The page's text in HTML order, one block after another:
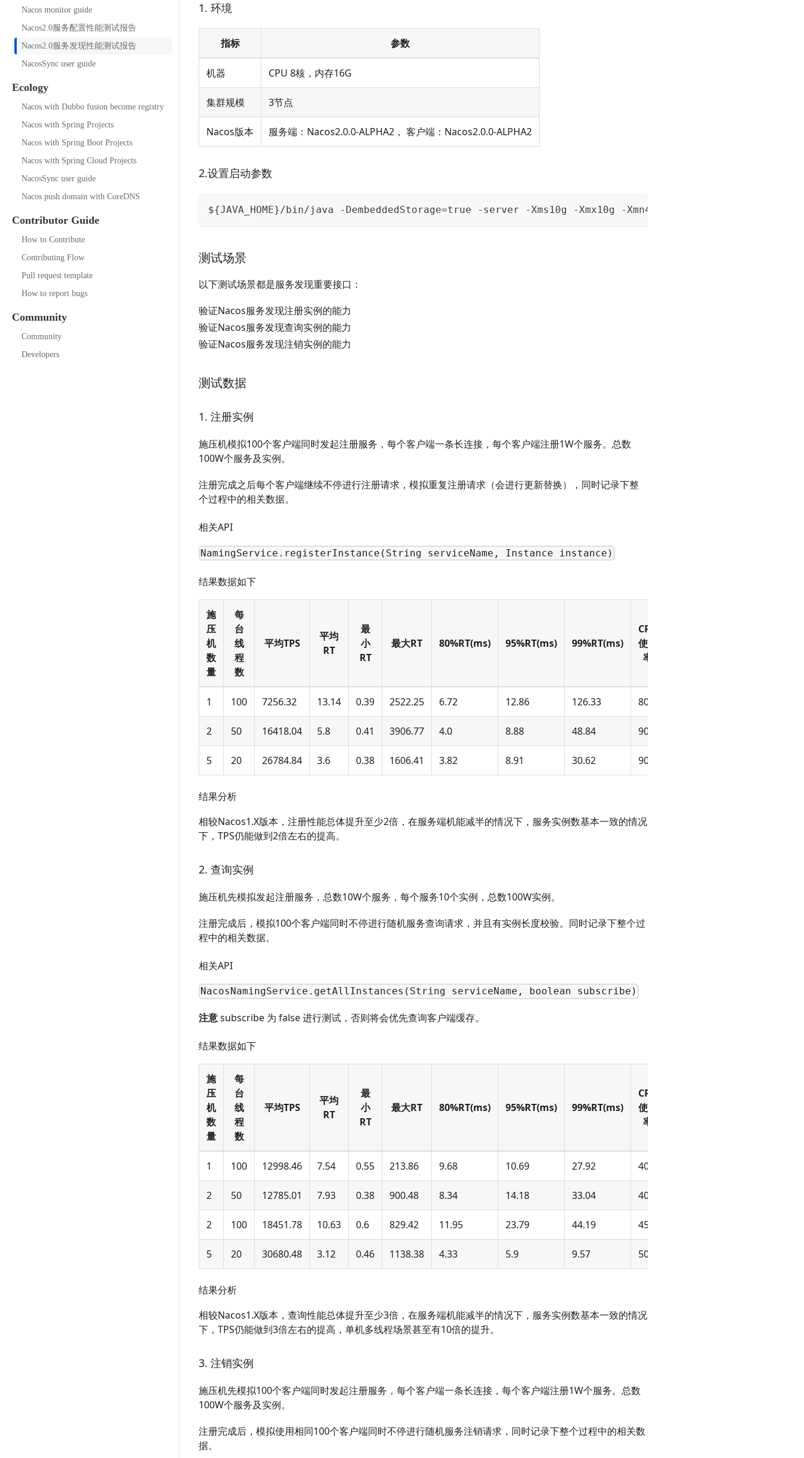
Nacos monitor guide
Nacos2.0服务配置性能测试报告
Nacos2.0服务发现性能测试报告
NacosSync user guide
Ecology
Nacos with Dubbo fusion become registry
Nacos with Spring Projects
Nacos with Spring Boot Projects
Nacos with Spring Cloud Projects
NacosSync user guide
Nacos push domain with CoreDNS
Contributor Guide
How to Contribute
Contributing Flow
Pull request template
How to report bugs
Community
Community
Developers
1. 环境
指标 参数
机器 CPU 8核，内存16G
集群规模 3节点
Nacos版本 服务端：Nacos2.0.0-ALPHA2， 客户端：Nacos2.0.0-ALPHA2
2.设置启动参数
${JAVA_HOME}/bin/java -DembeddedStorage=true -server -Xms10g -Xmx10g -Xmn4g -
测试场景
以下测试场景都是服务发现重要接口：
验证Nacos服务发现注册实例的能力
验证Nacos服务发现查询实例的能力
验证Nacos服务发现注销实例的能力
测试数据
1. 注册实例
施压机模拟100个客户端同时发起注册服务，每个客户端一条长连接，每个客户端注册1W个服务。总数
100W个服务及实例。
注册完成之后每个客户端继续不停进行注册请求，模拟重复注册请求（会进行更新替换），同时记录下整
个过程中的相关数据。
相关API
NamingService.registerInstance(String serviceName, Instance instance)
结果数据如下
施
压
机
数
量
每
台
线
程
数
平均TPS
平均
RT
最
小
RT
最大RT 80%RT(ms) 95%RT(ms) 99%RT(ms)
CPU
使用
率
1 100 7256.32 13.14 0.39 2522.25 6.72 12.86 126.33 80%
2 50 16418.04 5.8 0.41 3906.77 4.0 8.88 48.84 90%
5 20 26784.84 3.6 0.38 1606.41 3.82 8.91 30.62 90%
结果分析
相较Nacos1.X版本，注册性能总体提升至少2倍，在服务端机能减半的情况下，服务实例数基本一致的情况
下，TPS仍能做到2倍左右的提高。
2. 查询实例
施压机先模拟发起注册服务，总数10W个服务，每个服务10个实例，总数100W实例。
注册完成后，模拟100个客户端同时不停进行随机服务查询请求，并且有实例长度校验。同时记录下整个过
程中的相关数据。
相关API
NacosNamingService.getAllInstances(String serviceName, boolean subscribe)
注意subscribe 为 false 进行测试，否则将会优先查询客户端缓存。
结果数据如下
施
压
机
数
量
每
台
线
程
数
平均TPS
平均
RT
最
小
RT
最大RT 80%RT(ms) 95%RT(ms) 99%RT(ms)
CPU
使用
率
1 100 12998.46 7.54 0.55 213.86 9.68 10.69 27.92 40%
2 50 12785.01 7.93 0.38 900.48 8.34 14.18 33.04 40%
2 100 18451.78 10.63 0.6 829.42 11.95 23.79 44.19 45%
5 20 30680.48 3.12 0.46 1138.38 4.33 5.9 9.57 50%
结果分析
相较Nacos1.X版本，查询性能总体提升至少3倍，在服务端机能减半的情况下，服务实例数基本一致的情况
下，TPS仍能做到3倍左右的提高，单机多线程场景甚至有10倍的提升。
3. 注销实例
施压机先模拟100个客户端同时发起注册服务，每个客户端一条长连接，每个客户端注册1W个服务。总数
100W个服务及实例。
注册完成后，模拟使用相同100个客户端同时不停进行随机服务注销请求，同时记录下整个过程中的相关数
据。